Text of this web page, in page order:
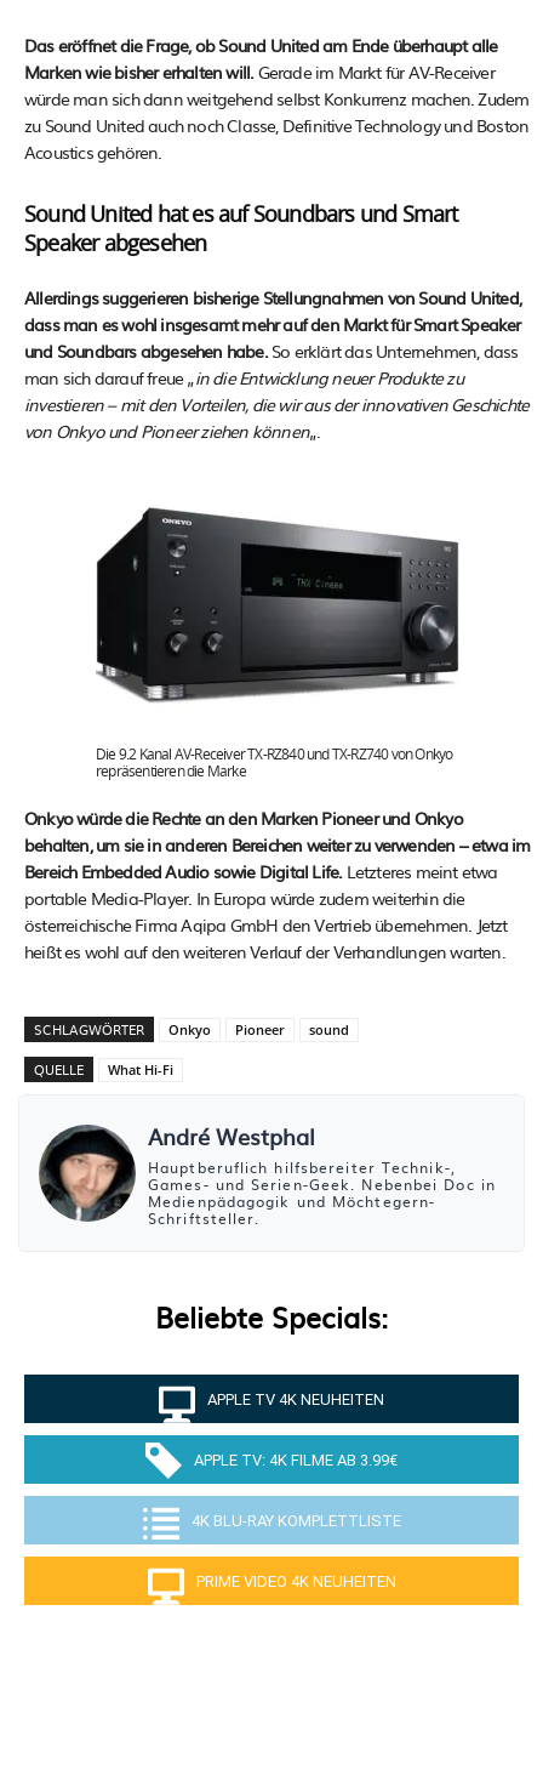
Das eröffnet die Frage, ob Sound United am Ende überhaupt alle
Marken wie bisher erhalten will.Gerade im Markt für AV-Receiver
würde man sich dann weitgehend selbst Konkurrenz machen. Zudem
zu Sound United auch noch Classe, Definitive Technology und Boston
Acoustics gehören.
Sound United hat es auf Soundbars und Smart
Speaker abgesehen
Allerdings suggerieren bisherige Stellungnahmen von Sound United,
dass man es wohl insgesamt mehr auf den Markt für Smart Speaker
und Soundbars abgesehen habe.So erklärt das Unternehmen, dass
man sich darauf freue „in die Entwicklung neuer Produkte zu
investieren – mit den Vorteilen, die wir aus der innovativen Geschichte
von Onkyo und Pioneer ziehen können„.
Die 9.2 Kanal AV-Receiver TX-RZ840 und TX-RZ740 von Onkyo
repräsentieren die Marke
Onkyo würde die Rechte an den Marken Pioneer und Onkyo
behalten, um sie in anderen Bereichen weiter zu verwenden – etwa im
Bereich Embedded Audio sowie Digital Life.Letzteres meint etwa
portable Media-Player. In Europa würde zudem weiterhin die
österreichische Firma Aqipa GmbH den Vertrieb übernehmen. Jetzt
heißt es wohl auf den weiteren Verlauf der Verhandlungen warten.
SCHLAGWÖRTER Onkyo Pioneer sound
QUELLE What Hi-Fi
André Westphal
Hauptberuflich hilfsbereiter Technik-,
Games- und Serien-Geek. Nebenbei Doc in
Medienpädagogik und Möchtegern-
Schriftsteller.
Beliebte Specials:
APPLE TV 4K NEUHEITEN
APPLE TV: 4K FILME AB 3.99€
4K BLU-RAY KOMPLETTLISTE
PRIME VIDEO 4K NEUHEITEN